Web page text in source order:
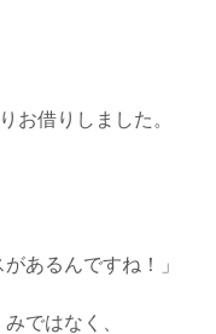
お借りしました。
があるんですね！」
ではなく、